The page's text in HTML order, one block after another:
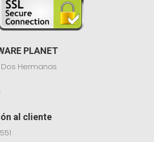
PLANET
Dos Hermanas
al cliente